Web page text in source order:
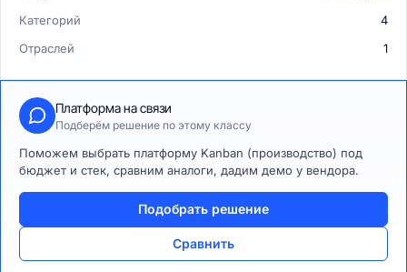
Категорий
4
Отраслей
1
Платформа на связи
Подберём решение по этому классу
Поможем выбрать платформу Kanban (производство) под
бюджет и стек, сравним аналоги, дадим демо у вендора.
Подобрать решение
Сравнить